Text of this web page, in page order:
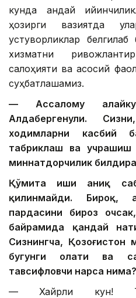
кунда қандай
ҳозирги вазиятда
устуворликлар
хизматни
салоҳияти ва асосий
суҳбатлашамиз.
— Ассалому
Алдабергенули.
ходимларни касбий
табриклаш ва учрашиш
миннатдорчилик
Қўмита иши аниқ
қилинмайди. Бироқ,
пардасини бироз
байрамида қандай
Сизнингча, Қозоғистон
бугунги ҳолати ва
тавсифловчи нарса нима?
— Хайрли кун!